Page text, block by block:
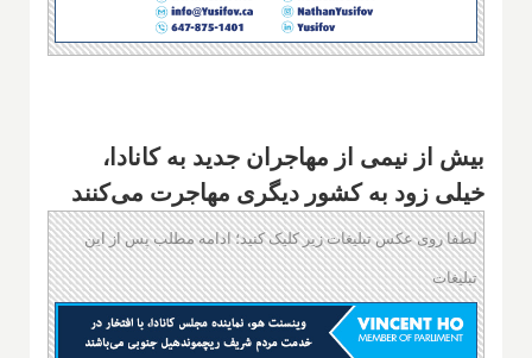
بیش از نیمی از مهاجران جدید به کانادا،
خیلی زود به کشور دیگری مهاجرت می‌کنند
لطفا روی عکس تبلیغات زیر کلیک کنید؛ ادامه مطلب پس از این
تبلیغات